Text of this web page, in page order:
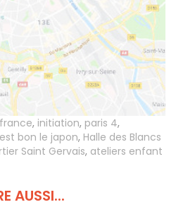
france, initiation, paris 4,
bon le japon, Halle des Blancs
Saint Gervais, ateliers enfant
AUSSI...